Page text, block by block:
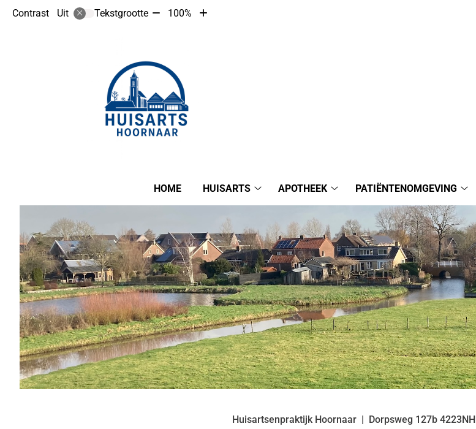
Contrast Uit Tekstgrootte Tekst100%
Tekst
Hoofdmenu
HOME
HUISARTS
APOTHEEK
PATIËNTENOMGEVING
Huisartsenpraktijk Hoornaar Dorpsweg 127b 4223NH